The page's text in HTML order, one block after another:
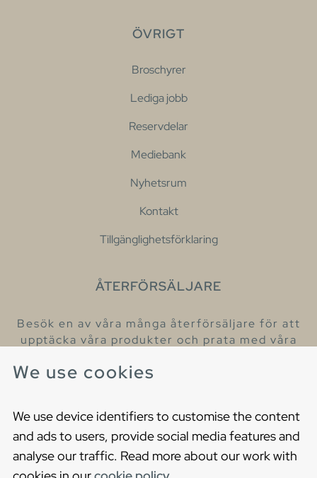
We use cookies
We use device identifiers to customise the content
and ads to users, provide social media features and
analyse our traffic. Read more about our work with
ÖVRIGT
Broschyrer
Lediga jobb
Reservdelar
Mediebank
Nyhetsrum
Kontakt
Tillgänglighetsförklaring
ÅTERFÖRSÄLJARE
Besök en av våra många återförsäljare för att
upptäcka våra produkter och prata med våra